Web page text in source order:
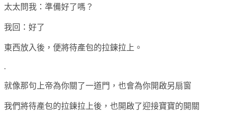
太太問我：準備好了嗎？
我回：好了
東西放入後，便將待產包的拉鍊拉上。
就像那句上帝為你關了一道門，也會為你開啟另扇窗
我們將待產包的拉鍊拉上後，也開啟了迎接寶寶的開關